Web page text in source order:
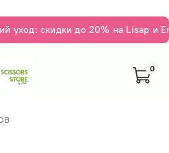
скидки до 20% на Lisap и
0